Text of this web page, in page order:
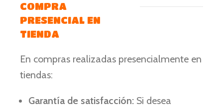
COMPRA
PRESENCIAL EN
TIENDA
En compras realizadas presencialmente en
tiendas:
Garantía de satisfacción: Si desea